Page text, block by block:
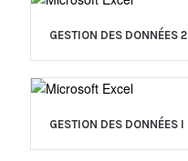
GESTION DES DONNÉES 2
GESTION DES DONNÉES I